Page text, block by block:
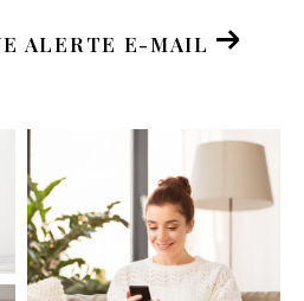
ALERTE E-MAIL